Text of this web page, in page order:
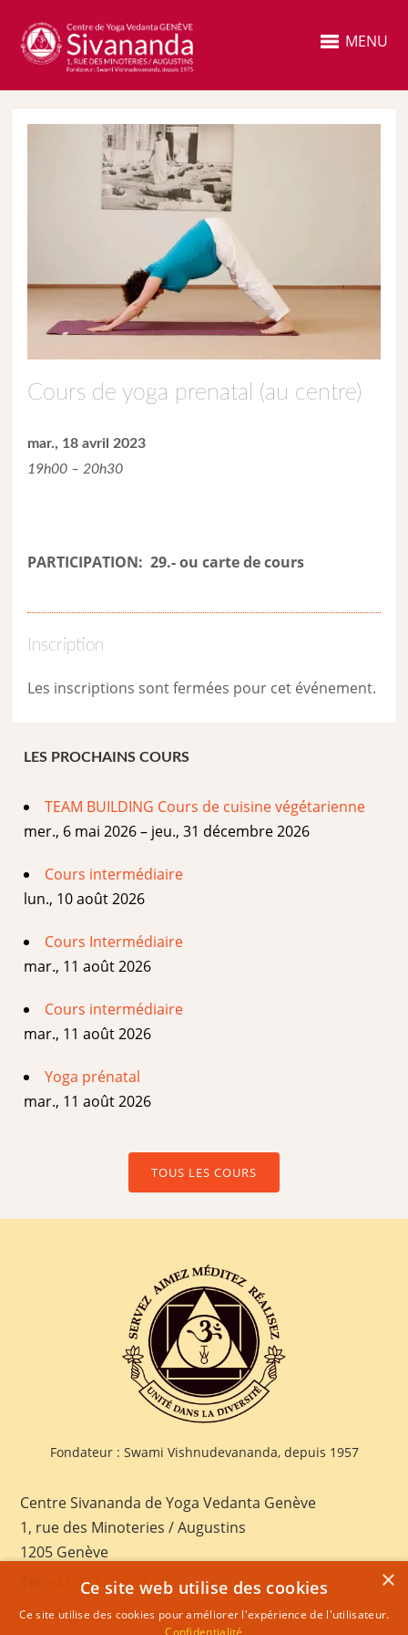
MENU
Cours de yoga prenatal (au centre)
mar., 18 avril 2023
19h00 – 20h30
PARTICIPATION: 29.- ou carte de cours
Inscription
Les inscriptions sont fermées pour cet événement.
LES PROCHAINS COURS
TEAM BUILDING Cours de cuisine végétarienne
mer., 6 mai 2026 – jeu., 31 décembre 2026
Cours intermédiaire
lun., 10 août 2026
Cours Intermédiaire
mar., 11 août 2026
Cours intermédiaire
mar., 11 août 2026
Yoga prénatal
mar., 11 août 2026
TOUS LES COURS
Fondateur : Swami Vishnudevananda, depuis 1957
Centre Sivananda de Yoga Vedanta Genève
1, rue des Minoteries / Augustins
1205 Genève
+41 022 328 03 28
E-mail:geneva@sivananda.net
×
Ce site web utilise des cookies
Ce site utilise des cookies pour améliorer l'expérience de l'utilisateur.
Confidentialité